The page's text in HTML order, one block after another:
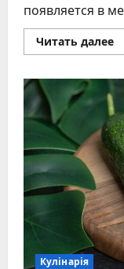
появляется в
Читать далее
за
–
Кулінарія